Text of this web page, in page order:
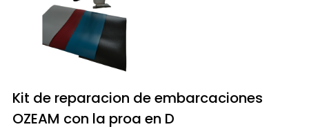
Kit de reparacion de embarcaciones
OZEAM con la proa en D